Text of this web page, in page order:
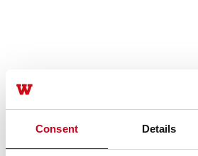
Consent Details